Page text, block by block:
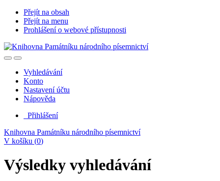
Přejít na obsah
Přejít na menu
Prohlášení o webové přístupnosti
Vyhledávání
Konto
Nastavení účtu
Nápověda
Přihlášení
Knihovna Památníku národního písemnictví
V košíku (0)
Výsledky vyhledávání